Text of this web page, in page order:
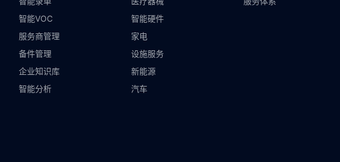
智能VOC
服务商管理
备件管理
企业知识库
智能分析
智能硬件
家电
设施服务
新能源
汽车